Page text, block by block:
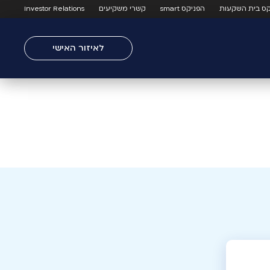
בית השקעות הפניקס smart קשרי משקיעים Investor Relations
לאיזור האישי